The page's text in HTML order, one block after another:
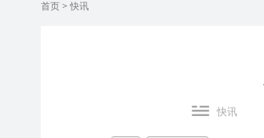
首页 > 快讯
快讯